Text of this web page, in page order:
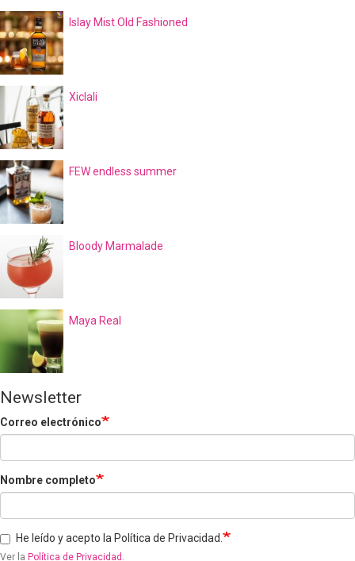
Islay Mist Old Fashioned
Xiclali
FEW endless summer
Bloody Marmalade
Maya Real
Newsletter
Correo electrónico
Nombre completo
He leído y acepto la Política de Privacidad.
Ver la Política de Privacidad .